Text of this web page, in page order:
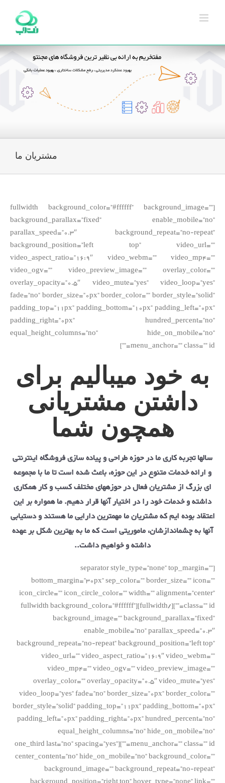
مشتریان ما
[fullwidth background_color=”#ffffff” background_image=””
background_parallax=”fixed” enable_mobile=”no”
parallax_speed=”0.3″ background_repeat=”no-repeat”
background_position=”left top” video_url=””
video_aspect_ratio=”16:9″ video_webm=”” video_mp4=””
video_ogv=”” video_preview_image=”” overlay_color=””
overlay_opacity=”0.5″ video_mute=”yes” video_loop=”yes”
fade=”no” border_size=”0px” border_color=”” border_style=”solid”
padding_top=”11px” padding_bottom=”10px” padding_left=”0px”
padding_right=”0px” hundred_percent=”no”
equal_height_columns=”no” hide_on_mobile=”no”
menu_anchor=”” class=”” id=””]
به خود میبالیم برای
داشتن مشتریانی
همچون شما
سالها تجربه کاری ما در حوزه طراحی و پیاده سازی فروشگاه اینترنتی
و ارائه خدمات متنوع در این حوزه، باعث شده است تا ما با مجموعه
ای بزرگ از مشتریان فعال در حوزه­های مختلف کسب و کار همکاری
داشته و خدمات خود را در اختیار آنها قرار دهیم. ما همواره بر این
اعتقاد بوده­ ایم که مشتریان ما مهمترین دارایی ما هستند و دستیابی
آنها به چشم­اندازشان، ماموریتی است که ما به بهترین شکل بر عهده
داشته و خواهیم داشت..
[separator style_type=”none” top_margin=””
bottom_margin=”30px” sep_color=”” border_size=”” icon=””
icon_circle=”” icon_circle_color=”” width=”” alignment=”center”
class=”” id=””][/fullwidth][fullwidth background_color=”#ffffff”
background_image=”” background_parallax=”fixed”
enable_mobile=”no” parallax_speed=”0.3″
background_repeat=”no-repeat” background_position=”left top”
video_url=”” video_aspect_ratio=”16:9″ video_webm=””
video_mp4=”” video_ogv=”” video_preview_image=””
overlay_color=”” overlay_opacity=”0.5″ video_mute=”yes”
video_loop=”yes” fade=”no” border_size=”0px” border_color=””
border_style=”solid” padding_top=”11px” padding_bottom=”0px”
padding_left=”0px” padding_right=”0px” hundred_percent=”no”
equal_height_columns=”no” hide_on_mobile=”no”
menu_anchor=”” class=”” id=””][one_third last=”no” spacing=”yes”
center_content=”no” hide_on_mobile=”no” background_color=””
background_image=”” background_repeat=”no-repeat”